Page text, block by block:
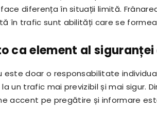
diferența în situații limită.
în trafic sunt abilități care se
ca element al
este doar o responsabilitate
un trafic mai previzibil și mai sigur.
accent pe pregătire și informare